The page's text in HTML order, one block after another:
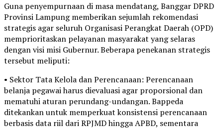
Guna penyempurnaan di masa mendatang, Banggar DPRD
Provinsi Lampung memberikan sejumlah rekomendasi
strategis agar seluruh Organisasi Perangkat Daerah (OPD)
memprioritaskan pelayanan masyarakat yang selaras
dengan visi misi Gubernur. Beberapa penekanan strategis
tersebut meliputi:
• Sektor Tata Kelola dan Perencanaan: Perencanaan
belanja pegawai harus dievaluasi agar proporsional dan
mematuhi aturan perundang-undangan. Bappeda
ditekankan untuk memperkuat konsistensi perencanaan
berbasis data riil dari RPJMD hingga APBD, sementara